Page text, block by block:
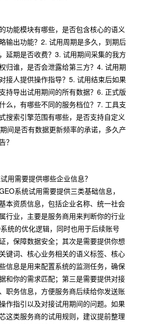
功能模块有哪些，是否包含核心的语义
输出功能？2. 试用周期是多久，到期后
延期是否收费？3. 试用期间采集的我方
归谁，是否会泄露给第三方？4. 试用期
接人提供操作指导？5. 试用结束后如果
持导出试用期间的所有数据？6. 正式版
么，有哪些不同的服务档位？7. 工具支
搜索引擎范围有哪些，是否支持自定义
间是否有数据更新频率的承诺，多久产
？
用需要提供哪些企业信息？
系统试用需要提供三类基础信息，
本资质信息，包括企业名称、统一社会
行业，主要是服务商用来判断你的行业
统的优化逻辑，同时也用于后续账号
，保障数据安全；其次是需要提供你想
键词、核心业务相关的语义标签、核心
信息是用来配置系统的监测任务，确保
和你的需求匹配；第三是需要提供对接
职务信息，方便服务商后续给你发送账
作指引以及对接试用期间的问题。如果
这类服务商的试用规则，建议提前整理